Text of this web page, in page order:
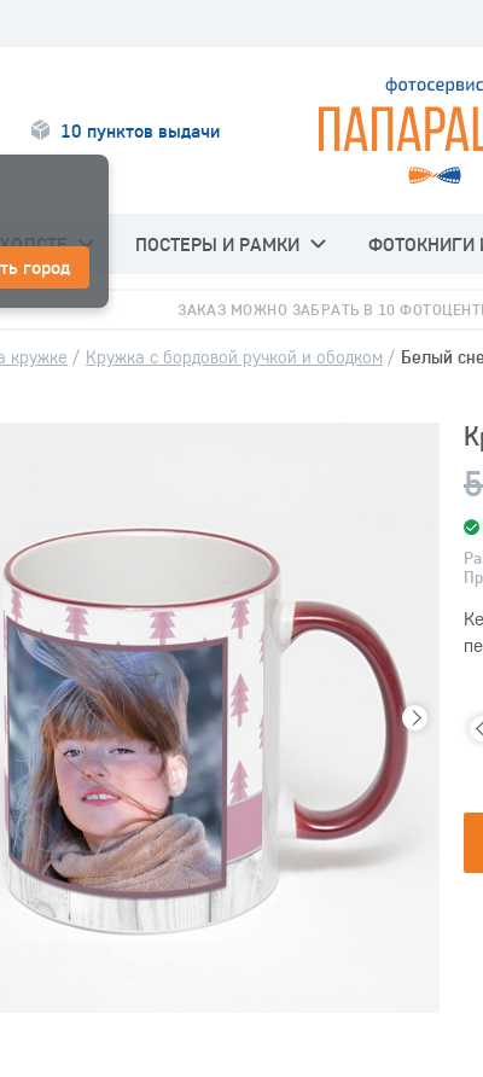
город
10 пунктов выдачи
ПОСТЕРЫ И РАМКИ ФОТОКНИГИ
ЗАКАЗ МОЖНО ЗАБРАТЬ В 10
кружке / Кружка с бордовой ручкой и ободком / Белый